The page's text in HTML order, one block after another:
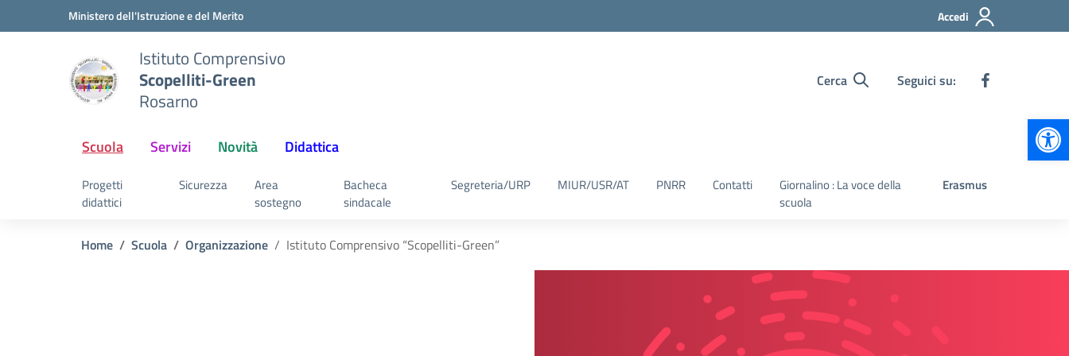
Vai ai contenuti
Vai al menu di navigazioneMinistero dell'Istruzione e del Merito Accedi
Istituto Comprensivo
Scopelliti-Green
Rosarno
Cerca Seguici su:
Scuola Servizi Novità Didattica
Progetti
didattici
Sicurezza
Area
sostegno
Bacheca
sindacale
Segreteria/URP MIUR/USR/AT PNRR Contatti
Giornalino : La voce della
scuola
Erasmus
Home Scuola Organizzazione Istituto Comprensivo “Scopelliti-Green”